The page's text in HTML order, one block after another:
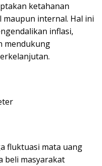
ketahanan
internal. Hal ini
inflasi,
mendukung
fluktuasi mata uang
beli masyarakat